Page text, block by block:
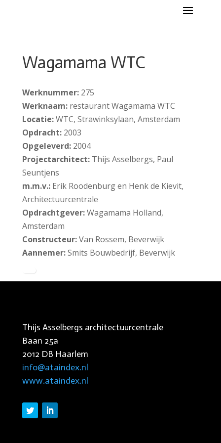
Wagamama WTC
Werknummer:275
Werknaam:restaurant Wagamama WTC
Locatie:WTC, Strawinksylaan, Amsterdam
Opdracht:2003
Opgeleverd:2004
Projectarchitect:Thijs Asselbergs, Paul
Seuntjens
m.m.v.:Erik Roodenburg en Henk de Kievit,
Architectuurcentrale
Opdrachtgever:Wagamama Holland,
Amsterdam
Constructeur:Van Rossem, Beverwijk
Aannemer:Smits Bouwbedrijf, Beverwijk
Thijs Asselbergs architectuurcentrale
Baan 25a
2012 DB Haarlem
info@ataindex.nl
www.ataindex.nl